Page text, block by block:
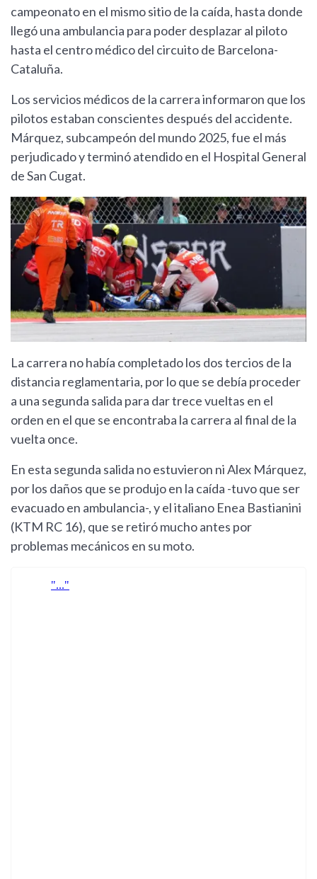
campeonato en el mismo sitio de la caída, hasta donde
llegó una ambulancia para poder desplazar al piloto
hasta el centro médico del circuito de Barcelona-
Cataluña.
Los servicios médicos de la carrera informaron que los
pilotos estaban conscientes después del accidente.
Márquez, subcampeón del mundo 2025, fue el más
perjudicado y terminó atendido en el Hospital General
de San Cugat.
La carrera no había completado los dos tercios de la
distancia reglamentaria, por lo que se debía proceder
a una segunda salida para dar trece vueltas en el
orden en el que se encontraba la carrera al final de la
vuelta once.
En esta segunda salida no estuvieron ni Alex Márquez,
por los daños que se produjo en la caída -tuvo que ser
evacuado en ambulancia-, y el italiano Enea Bastianini
(KTM RC 16), que se retiró mucho antes por
problemas mecánicos en su moto.